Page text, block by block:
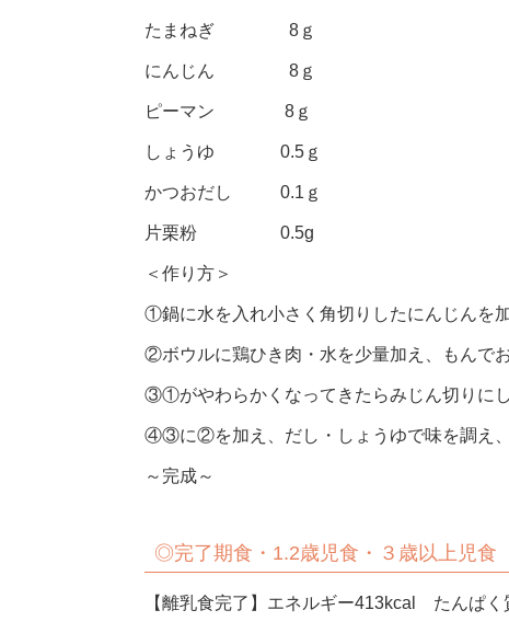
たまねぎ 8ｇ
にんじん 8ｇ
ピーマン 8ｇ
しょうゆ 0.5ｇ
かつおだし 0.1ｇ
片栗粉 0.5g
＜作り方＞
①鍋に水を入れ小さく角切りしたにんじんを
②ボウルに鶏ひき肉・水を少量加え、もんでお
③①がやわらかくなってきたらみじん切りに
④③に②を加え、だし・しょうゆで味を調え、
～完成～
◎完了期食・1.2歳児食・３歳以上児食
【離乳食完了】エネルギー413kcal たんぱ